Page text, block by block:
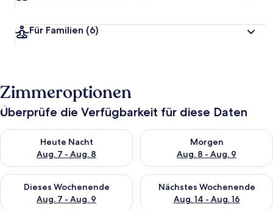
Für Familien (6)
Zimmeroptionen
Überprüfe die Verfügbarkeit für diese Daten
Heute Nacht
Aug. 7 - Aug. 8
Überprüfe die Verfügbarkeit für heute Nacht, Aug. 7 - Aug. 8.
Morgen
Aug. 8 - Aug. 9
Überprüfe die Verfügbarkeit
Dieses Wochenende
Aug. 7 - Aug. 9
Überprüfe die Verfügbarkeit für dieses Wochenende, Aug. 7
Nächstes Wochenende
Aug. 14 - Aug. 16
Überprüfe die Verfügbarkeit